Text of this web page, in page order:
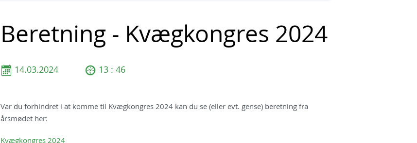
Beretning - Kvægkongres 2024
14.03.2024 13 : 46
Var du forhindret i at komme til Kvægkongres 2024 kan du se (eller evt. gense) beretning fra
årsmødet her:
Kvægkongres 2024